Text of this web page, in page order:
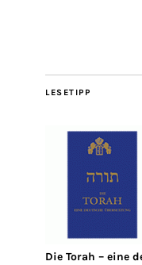
LESETIPP
Die Torah – eine